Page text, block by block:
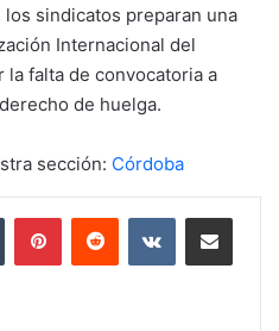
sindicatos preparan una
Internacional del
la falta de convocatoria a
de huelga.
sección: Córdoba
Tumblr PinterestReddit VKontakteCompartir por mail